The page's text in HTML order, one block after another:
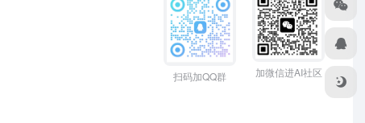
扫码加QQ群 加微信进AI社区